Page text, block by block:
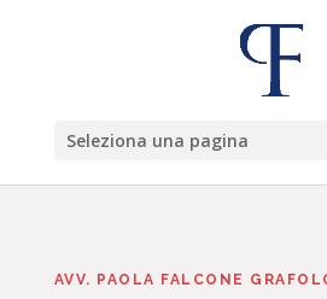
Seleziona una pagina
AVV. PAOLA FALCONE